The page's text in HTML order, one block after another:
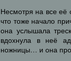
Несмотря на все её
что тоже начало
она услышала
вдохнула в неё
ножницы… и она